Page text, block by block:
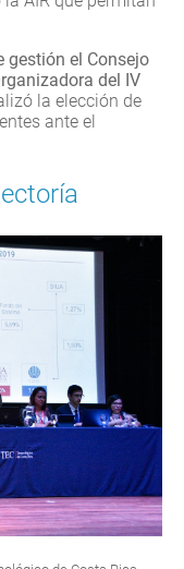
gestión el Consejo
del IV
la elección de
ante el